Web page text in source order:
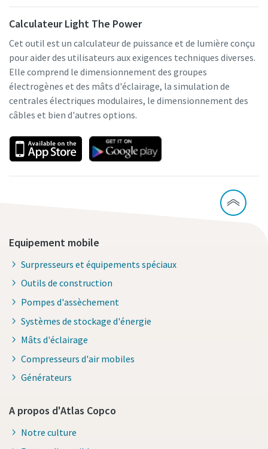
Offre spéciale sur les outils hydrauliques
Découvrez nos packs d'outils hydrauliques et choisissez
celui qui vous convient le mieux.
Détails des packs
Calculateur Light The Power
Cet outil est un calculateur de puissance et de lumière conçu
pour aider des utilisateurs aux exigences techniques diverses.
Elle comprend le dimensionnement des groupes
électrogènes et des mâts d'éclairage, la simulation de
centrales électriques modulaires, le dimensionnement des
câbles et bien d'autres options.
Equipement mobile
Surpresseurs et équipements spéciaux
Outils de construction
Pompes d'assèchement
Systèmes de stockage d'énergie
Mâts d'éclairage
Compresseurs d'air mobiles
Générateurs
A propos d'Atlas Copco
Notre culture